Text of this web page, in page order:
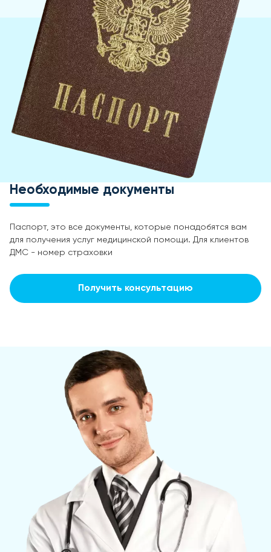
Необходимые документы
Паспорт, это все документы, которые понадобятся вам
для получения услуг медицинской помощи. Для клиентов
ДМС - номер страховки
Получить консультацию